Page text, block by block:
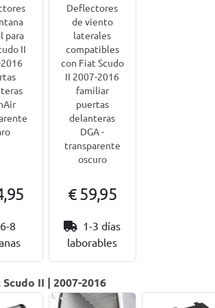
para
II
6-8
Deflectores
de viento
laterales
compatibles
con Fiat Scudo
II 2007-2016
familiar
puertas
delanteras
DGA -
transparente
oscuro
€ 59,95
1-3 días
laborables
II | 2007-2016